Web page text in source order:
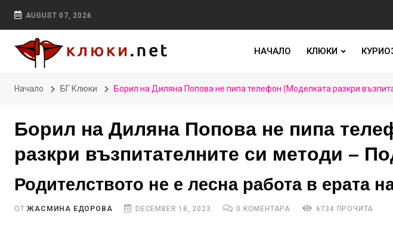
AUGUST 07, 2026
НАЧАЛО КЛЮКИ
Начало БГ Клюки Борил на Диляна Попова не пипа телефон (Моделката разкри
Борил на Диляна Попова не пипа
разкри възпитателните си методи –
Родителството не е лесна работа в ерата
ОТЖАСМИНА ЕДОРОВА DECEMBER 18, 2023 0 КОМЕНТАРА 6734 ПРОЧИТА